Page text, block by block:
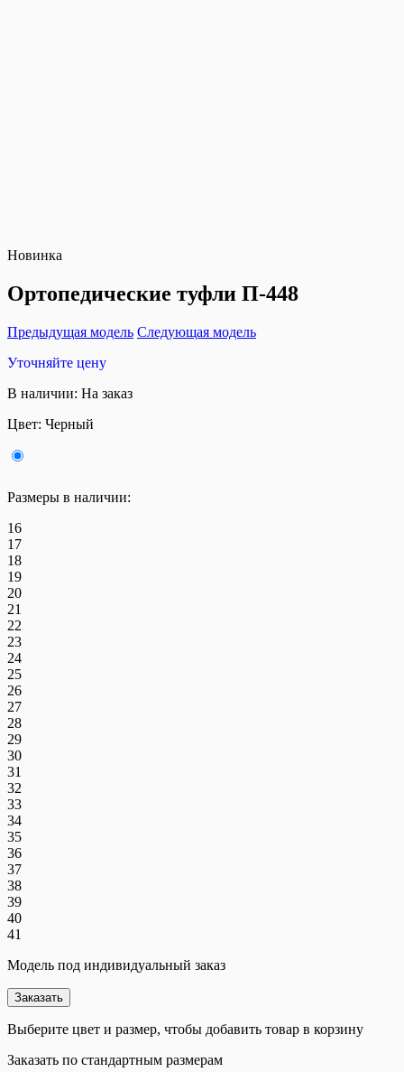
Новинка
Ортопедические туфли П-448
Предыдущая модель Следующая модель
Уточняйте цену
В наличии: На заказ
Цвет: Черный
Размеры в наличии:
16
17
18
19
20
21
22
23
24
25
26
27
28
29
30
31
32
33
34
35
36
37
38
39
40
41
Модель под индивидуальный заказ
Заказать
Выберите цвет и размер, чтобы добавить товар в корзину
Заказать по стандартным размерам